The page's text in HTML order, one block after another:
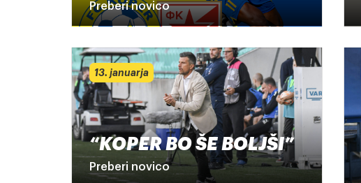
Preberi novico
13. januarja
“KOPER BO ŠE BOLJŠI”
Preberi novico